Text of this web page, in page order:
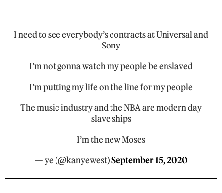
I need to see everybody’s contracts at Universal and
Sony
I’m not gonna watch my people be enslaved
I’m putting my life on the line for my people
The music industry and the NBA are modern day
slave ships
I’m the new Moses
— ye (@kanyewest)September 15, 2020